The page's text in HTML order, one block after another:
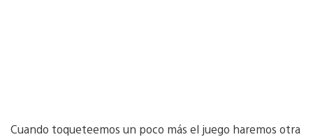
Cuando toqueteemos un poco más el juego haremos otra